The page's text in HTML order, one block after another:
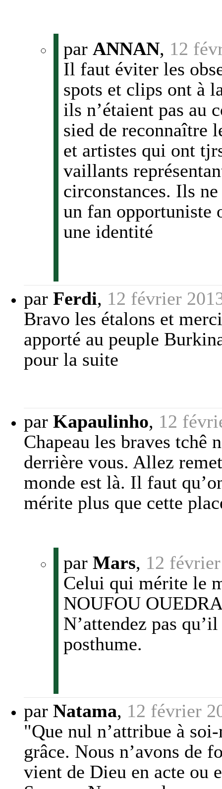
par ANNAN, 12
Il faut éviter les
spots et clips ont à
ils n’étaient pas au
sied de reconnaître
et artistes qui ont
vaillants
circonstances. Ils
un fan opportuniste
une identité
par Ferdi, 12 février
Bravo les étalons et
apporté au peuple
pour la suite
par Kapaulinho, 12
Chapeau les braves tchê
derrière vous. Allez
monde est là. Il faut
mérite plus que cette
par Mars, 12
Celui qui mérite le
NOUFOU
N’attendez pas
posthume.
par Natama, 12 février
"Que nul n’attribue à
grâce. Nous n’avons de
vient de Dieu en acte ou